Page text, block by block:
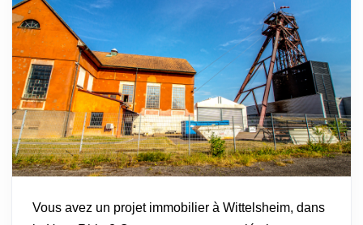
Vous avez un projet immobilier à Wittelsheim, dans